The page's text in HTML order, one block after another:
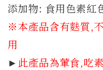
添加物: 食用色素紅
※本產品含有麩質,
用
► 此產品為葷食,吃